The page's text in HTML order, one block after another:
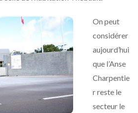
On peut
considérer
aujourd’hui
que l’Anse
Charpentie
r reste le
secteur le